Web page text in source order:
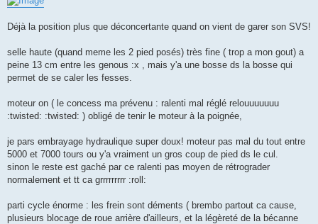
Déjà la position plus que déconcertante quand on vient de garer son SVS!
selle haute (quand meme les 2 pied posés) très fine ( trop a mon gout) a
peine 13 cm entre les genous :x , mais y'a une bosse ds la bosse qui
permet de se caler les fesses.
moteur on ( le concess ma prévenu : ralenti mal réglé relouuuuuuu
:twisted: :twisted: ) obligé de tenir le moteur à la poignée,
je pars embrayage hydraulique super doux! moteur pas mal du tout entre
5000 et 7000 tours ou y'a vraiment un gros coup de pied ds le cul.
sinon le reste est gaché par ce ralenti pas moyen de rétrograder
normalement et tt ca grrrrrrrrr :roll:
parti cycle énorme : les frein sont déments ( brembo partout ca cause,
plusieurs blocage de roue arrière d'ailleurs, et la légèreté de la bécanne